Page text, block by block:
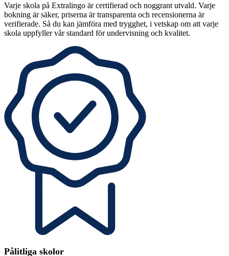
Varje skola på Extralingo är certifierad och noggrant utvald. Varje
bokning är säker, priserna är transparenta och recensionerna är
verifierade. Så du kan jämföra med trygghet, i vetskap om att varje
skola uppfyller vår standard för undervisning och kvalitet.
Pålitliga skolor